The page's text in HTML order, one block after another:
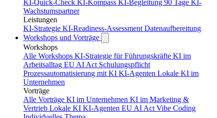
KI-Quick-Check KI-Kompass KI-Begleitung 90 Tage KI-
Wachstumspartner
Leistungen
KI-Strategie KI-Readiness-Assessment Datenaufbereitung
Workshops und Vorträge
Workshops
Alle Workshops KI-Strategie für Führungskräfte KI im
Arbeitsalltag EU AI Act Schulungspflicht
Prozessautomatisierung mit KI KI-Agenten Lokale KI im
Unternehmen
Vorträge
Alle Vorträge KI im Unternehmen KI im Marketing &
Vertrieb Lokale KI KI-Agenten EU AI Act Vibe Coding